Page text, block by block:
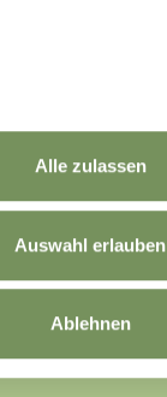
Alle zulassen
Auswahl erlauben
Ablehnen